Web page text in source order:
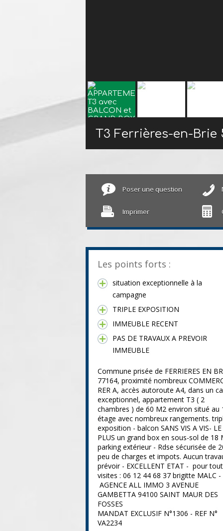
T3 Ferrières-en-Brie
Poser une question
Imprimer
Les points forts :
situation exceptionnelle à la
campagne
TRIPLE EXPOSITION
IMMEUBLE RECENT
PAS DE TRAVAUX A PREVOIR
IMMEUBLE
Commune prisée de FERRIERES EN
77164, proximité nombreux
RER A, accès autoroute A4, dans un
exceptionnel, appartement T3 ( 2
chambres ) de 60 M2 environ situé au
étage avec nombreux rangements.
exposition - balcon SANS VIS A VIS- LE
PLUS un grand box en sous-sol de 18
parking extérieur - Rdse sécurisée de
peu de charges et impots. Aucun
prévoir - EXCELLENT ETAT - pour
visites : 06 12 44 68 37 brigitte MALC -
AGENCE ALL IMMO 3 AVENUE
GAMBETTA 94100 SAINT MAUR DES
FOSSES
MANDAT EXCLUSIF N°1306 - REF N°
VA2234